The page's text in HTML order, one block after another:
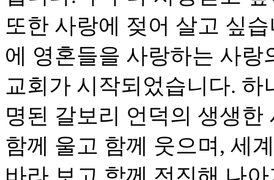
또한 사랑에 젖어 살고 싶
에 영혼들을 사랑하는 사
교회가 시작되었습니다.
명된 갈보리 언덕의 생생
함께 울고 함께 웃으며, 세